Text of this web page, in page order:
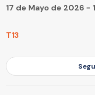
T13
17 de Mayo de 2026 -